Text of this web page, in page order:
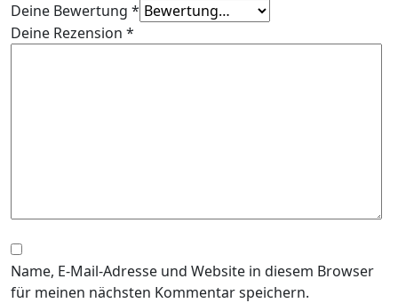
Deine Bewertung *
Deine Rezension *
Name, E-Mail-Adresse und Website in diesem Browser
für meinen nächsten Kommentar speichern.